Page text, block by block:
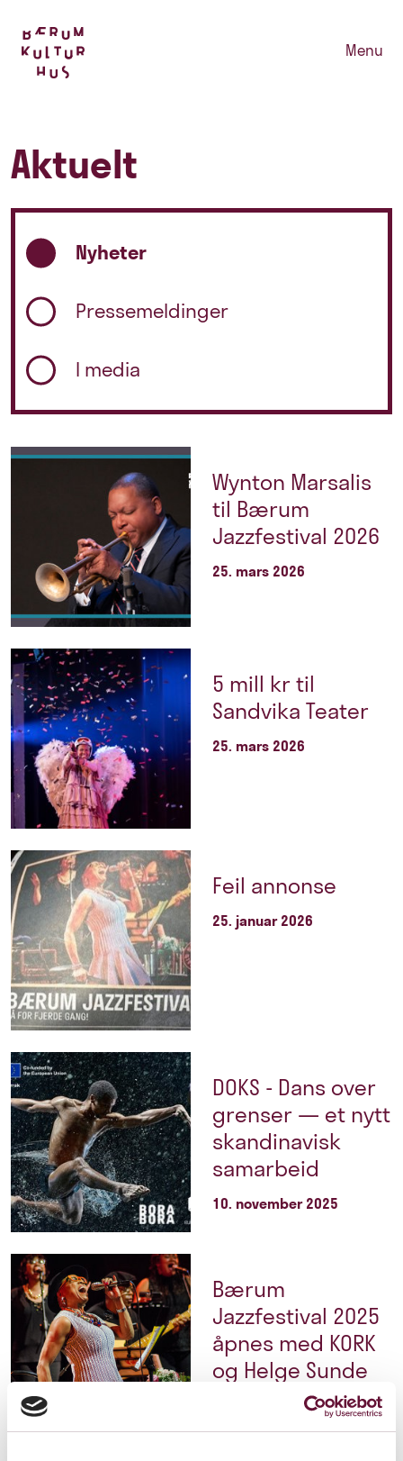
Menu
Aktuelt
Nyheter
Pressemeldinger
I media
Wynton Marsalis
til Bærum
Jazzfestival 2026
25. mars 2026
5 mill kr til
Sandvika Teater
25. mars 2026
Feil annonse
25. januar 2026
DOKS - Dans over
grenser — et nytt
skandinavisk
samarbeid
10. november 2025
Bærum
Jazzfestival 2025
åpnes med KORK
og Helge Sunde
27. oktober 2025